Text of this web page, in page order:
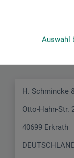
Auswahl
Hier finden
H. Schmincke
Otto-Hahn-Str.
40699 Erkrath